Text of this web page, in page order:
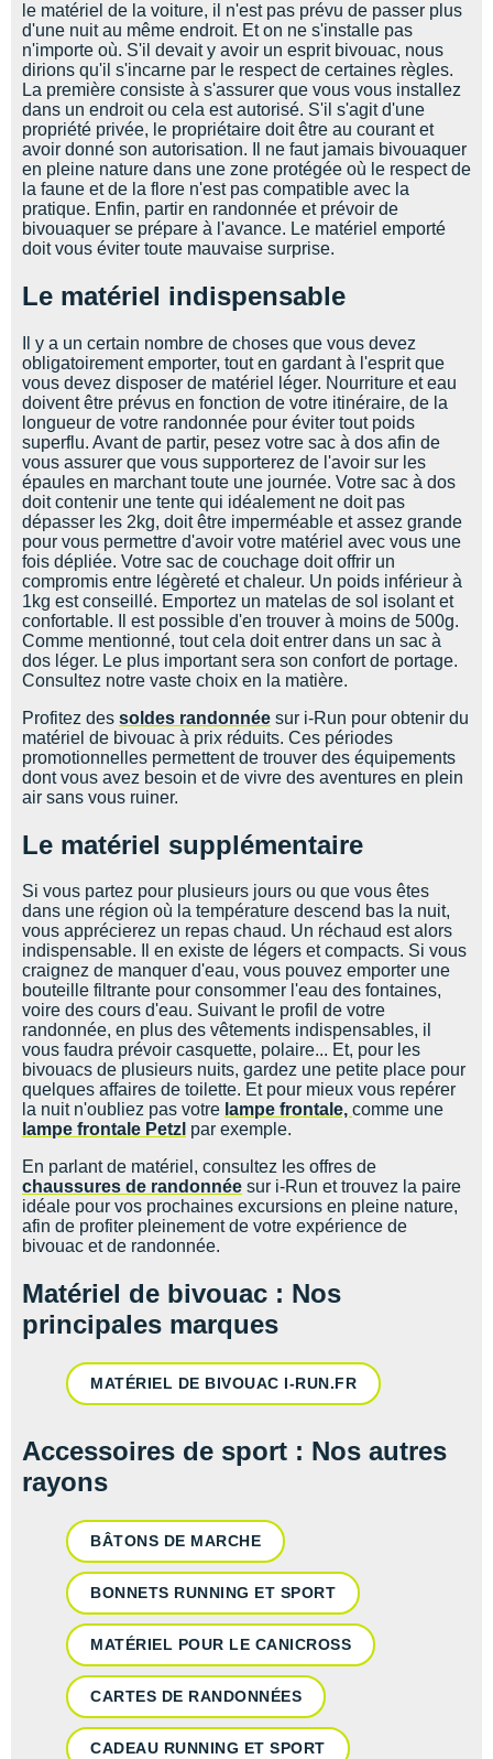
le matériel de la voiture, il n'est pas prévu de passer plus
d'une nuit au même endroit. Et on ne s'installe pas
n'importe où. S'il devait y avoir un esprit bivouac, nous
dirions qu'il s'incarne par le respect de certaines règles.
La première consiste à s'assurer que vous vous installez
dans un endroit ou cela est autorisé. S'il s'agit d'une
propriété privée, le propriétaire doit être au courant et
avoir donné son autorisation. Il ne faut jamais bivouaquer
en pleine nature dans une zone protégée où le respect de
la faune et de la flore n'est pas compatible avec la
pratique. Enfin, partir en randonnée et prévoir de
bivouaquer se prépare à l'avance. Le matériel emporté
doit vous éviter toute mauvaise surprise.
Le matériel indispensable
Il y a un certain nombre de choses que vous devez
obligatoirement emporter, tout en gardant à l'esprit que
vous devez disposer de matériel léger. Nourriture et eau
doivent être prévus en fonction de votre itinéraire, de la
longueur de votre randonnée pour éviter tout poids
superflu. Avant de partir, pesez votre sac à dos afin de
vous assurer que vous supporterez de l'avoir sur les
épaules en marchant toute une journée. Votre sac à dos
doit contenir une tente qui idéalement ne doit pas
dépasser les 2kg, doit être imperméable et assez grande
pour vous permettre d'avoir votre matériel avec vous une
fois dépliée. Votre sac de couchage doit offrir un
compromis entre légèreté et chaleur. Un poids inférieur à
1kg est conseillé. Emportez un matelas de sol isolant et
confortable. Il est possible d'en trouver à moins de 500g.
Comme mentionné, tout cela doit entrer dans un sac à
dos léger. Le plus important sera son confort de portage.
Consultez notre vaste choix en la matière.
Profitez des soldes randonnée sur i-Run pour obtenir du
matériel de bivouac à prix réduits. Ces périodes
promotionnelles permettent de trouver des équipements
dont vous avez besoin et de vivre des aventures en plein
air sans vous ruiner.
Le matériel supplémentaire
Si vous partez pour plusieurs jours ou que vous êtes
dans une région où la température descend bas la nuit,
vous apprécierez un repas chaud. Un réchaud est alors
indispensable. Il en existe de légers et compacts. Si vous
craignez de manquer d'eau, vous pouvez emporter une
bouteille filtrante pour consommer l'eau des fontaines,
voire des cours d'eau. Suivant le profil de votre
randonnée, en plus des vêtements indispensables, il
vous faudra prévoir casquette, polaire... Et, pour les
bivouacs de plusieurs nuits, gardez une petite place pour
quelques affaires de toilette. Et pour mieux vous repérer
la nuit n'oubliez pas votre lampe frontale, comme une
lampe frontale Petzl par exemple.
En parlant de matériel, consultez les offres de
chaussures de randonnée sur i-Run et trouvez la paire
idéale pour vos prochaines excursions en pleine nature,
afin de profiter pleinement de votre expérience de
bivouac et de randonnée.
Matériel de bivouac : Nos
principales marques
MATÉRIEL DE BIVOUAC I-RUN.FR
Accessoires de sport : Nos autres
rayons
BÂTONS DE MARCHE
BONNETS RUNNING ET SPORT
MATÉRIEL POUR LE CANICROSS
CARTES DE RANDONNÉES
CADEAU RUNNING ET SPORT